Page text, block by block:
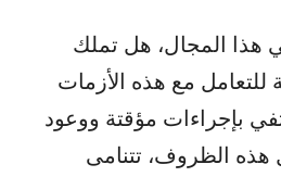
هذا المجال، هل تملك
للتعامل مع هذه الأزمات
بإجراءات مؤقتة ووعود
الظروف، تتنامى